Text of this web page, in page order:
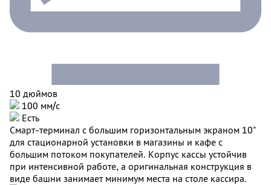
10 дюймов
100 мм/с
Есть
Смарт-терминал с большим горизонтальным экраном 10"
для стационарной установки в магазины и кафе с
большим потоком покупателей. Корпус кассы устойчив
при интенсивной работе, а оригинальная конструкция в
виде башни занимает минимум места на столе кассира.